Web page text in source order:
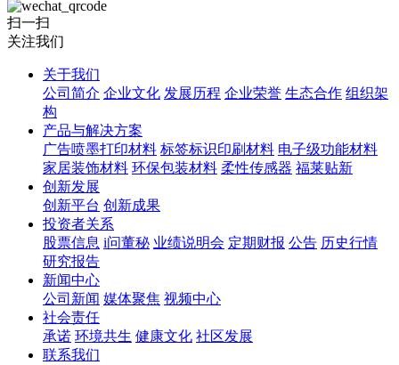
扫一扫
关注我们
关于我们
公司简介 企业文化 发展历程 企业荣誉 生态合作 组织架
构
产品与解决方案
广告喷墨打印材料 标签标识印刷材料 电子级功能材料
家居装饰材料 环保包装材料 柔性传感器 福莱贴新
创新发展
创新平台 创新成果
投资者关系
股票信息 i问董秘 业绩说明会 定期财报 公告 历史行情
研究报告
新闻中心
公司新闻 媒体聚焦 视频中心
社会责任
承诺 环境共生 健康文化 社区发展
联系我们